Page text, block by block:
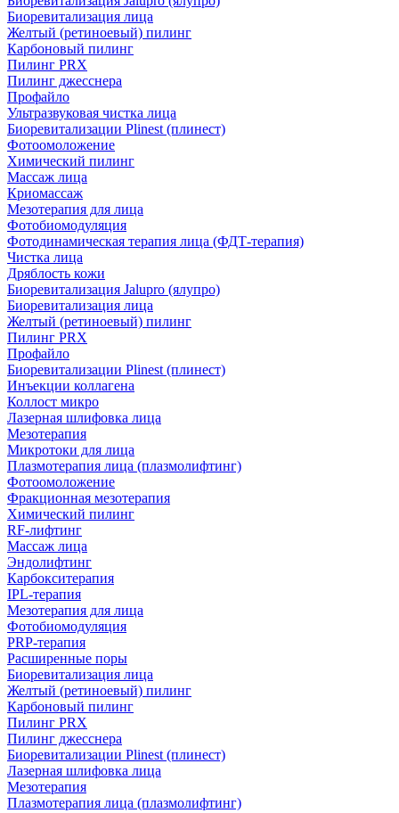
Биоревитализация лица
Желтый (ретиноевый) пилинг
Карбоновый пилинг
Пилинг PRX
Пилинг джесснера
Профайло
Ультразвуковая чистка лица
Биоревитализации Plinest (плинест)
Фотоомоложение
Химический пилинг
Массаж лица
Криомассаж
Мезотерапия для лица
Фотобиомодуляция
Фотодинамическая терапия лица (ФДТ-терапия)
Чистка лица
Дряблость кожи
Биоревитализация Jalupro (ялупро)
Биоревитализация лица
Желтый (ретиноевый) пилинг
Пилинг PRX
Профайло
Биоревитализации Plinest (плинест)
Инъекции коллагена
Коллост микро
Лазерная шлифовка лица
Мезотерапия
Микротоки для лица
Плазмотерапия лица (плазмолифтинг)
Фотоомоложение
Фракционная мезотерапия
Химический пилинг
RF-лифтинг
Массаж лица
Эндолифтинг
Карбокситерапия
IPL‑терапия
Мезотерапия для лица
Фотобиомодуляция
PRP-терапия
Расширенные поры
Биоревитализация лица
Желтый (ретиноевый) пилинг
Карбоновый пилинг
Пилинг PRX
Пилинг джесснера
Биоревитализации Plinest (плинест)
Лазерная шлифовка лица
Мезотерапия
Плазмотерапия лица (плазмолифтинг)